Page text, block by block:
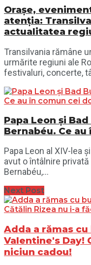
Orașe,
atenția:
actualitatea
Transilvania rămâne
urmărite regiuni ale
festivaluri, concerte,
Papa Leon și
Bernabéu. Ce
Papa Leon al XIV-lea
avut o întâlnire
Bernabéu,...
Next Post
Adda a rămas
Valentine's Day!
niciun cadou!